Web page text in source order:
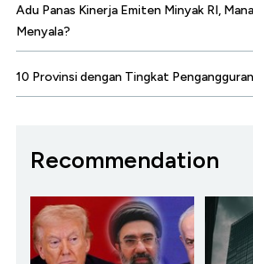
Adu Panas Kinerja Emiten Minyak RI,
Menyala?
10 Provinsi dengan Tingkat
Recommendation